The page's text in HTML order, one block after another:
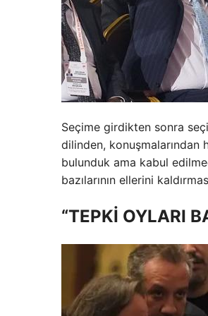
Seçime girdikten sonra
dilinden,
bulunduk ama kabul
bazılarının ellerini
“TEPKİ OYLARI